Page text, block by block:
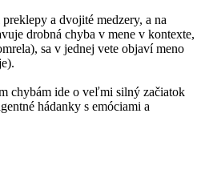
a dvojité medzery, a na
drobná chyba v mene v kontexte,
sa v jednej vete objaví meno
chybám ide o veľmi silný začiatok
hádanky s emóciami a